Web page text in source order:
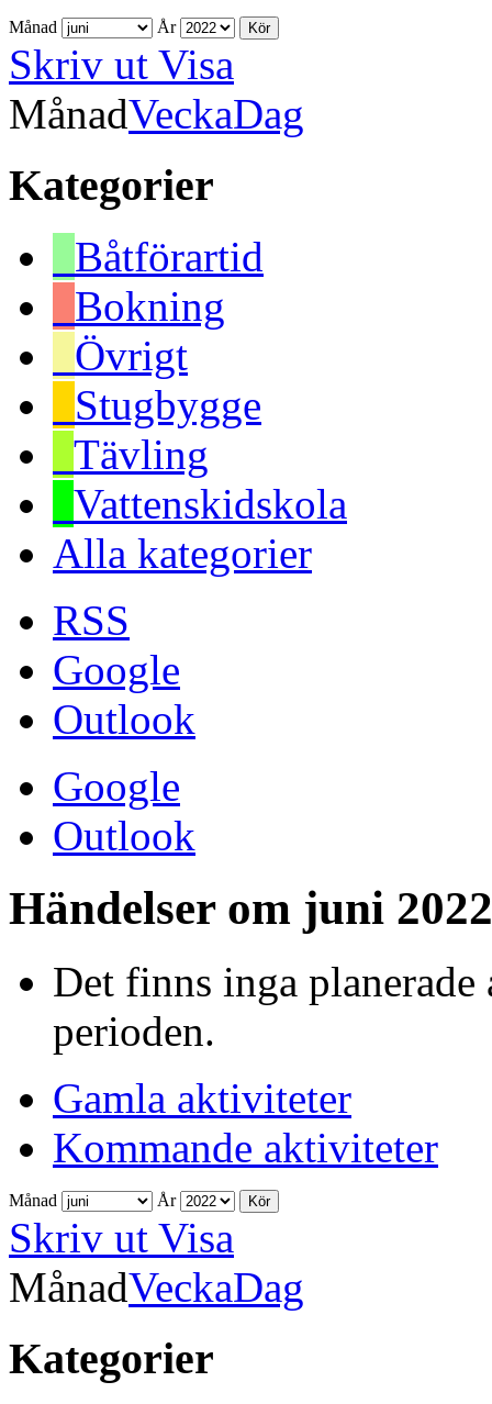
Månad År
Skriv ut Visa
MånadVeckaDag
Kategorier
Båtförartid
Bokning
Övrigt
Stugbygge
Tävling
Vattenskidskola
Alla kategorier
RSS
Google
Outlook
Google
Outlook
Händelser om juni
Det finns inga
perioden.
Gamla aktiviteter
Kommande aktiviteter
Månad År
Skriv ut Visa
MånadVeckaDag
Kategorier